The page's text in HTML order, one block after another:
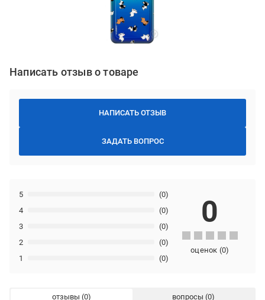
Написать отзыв о товаре
НАПИСАТЬ ОТЗЫВ
ЗАДАТЬ ВОПРОС
1 (0)
2 (0)
3 (0)
4 (0)
5 (0)
0
оценок (0)
отзывы вопросы